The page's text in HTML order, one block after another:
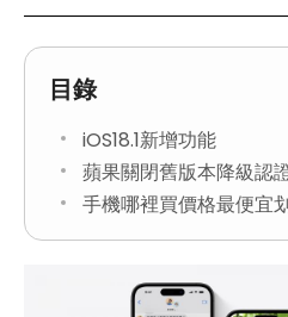
目錄
iOS18.1新增功能
蘋果關閉舊版本降級認
手機哪裡買價格最便宜